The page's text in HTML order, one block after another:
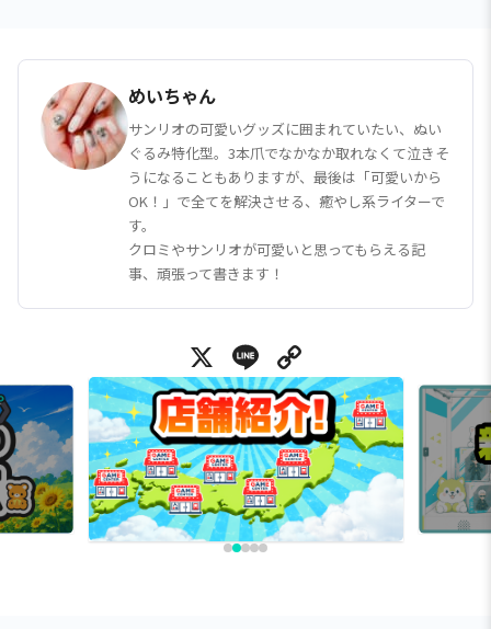
めいちゃん
サンリオの可愛いグッズに囲まれていたい、ぬい
ぐるみ特化型。3本爪でなかなか取れなくて泣きそ
うになることもありますが、最後は「可愛いから
OK！」で全てを解決させる、癒やし系ライターで
す。
クロミやサンリオが可愛いと思ってもらえる記
事、頑張って書きます！
X Line